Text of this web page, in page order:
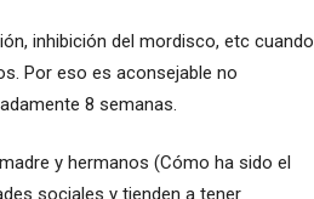
inhibición del mordisco, etc cuando
Por eso es aconsejable no
8 semanas.
y hermanos (Cómo ha sido el
sociales y tienden a tener